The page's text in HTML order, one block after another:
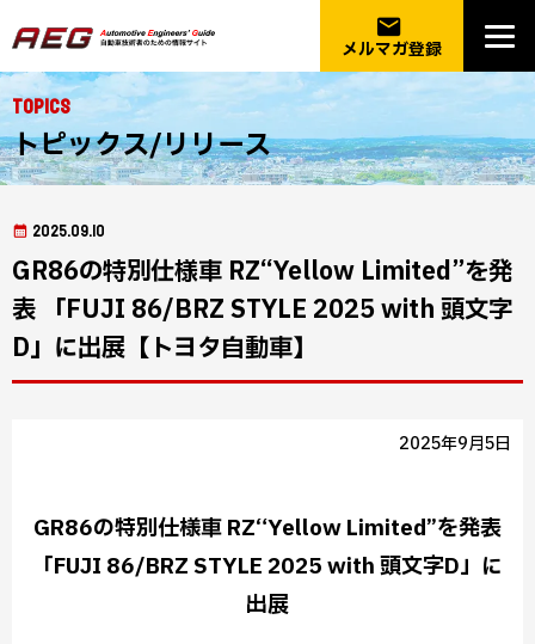
email
メルマガ登録
Topics
トピックス/リリース
2025.09.10
GR86の特別仕様車 RZ“Yellow Limited”を発
表 「FUJI 86/BRZ STYLE 2025 with 頭文字
D」に出展【トヨタ自動車】
2025年9月5日
GR86の特別仕様車 RZ“Yellow Limited”を発表
「FUJI 86/BRZ STYLE 2025 with 頭文字D」に
出展